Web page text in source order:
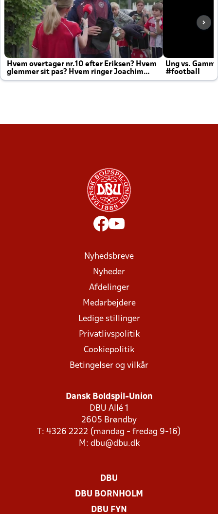
Hvem overtager nr.10 efter Eriksen? Hvem
glemmer sit pas? Hvem ringer Joachim
altid til efter kampe?
Ung vs.
#football
Nyhedsbreve
Nyheder
Afdelinger
Medarbejdere
Ledige stillinger
Privatlivspolitik
Cookiepolitik
Betingelser og vilkår
Dansk Boldspil-Union
DBU Allé 1
2605 Brøndby
T: 4326 2222 (mandag - fredag 9-16)
M: dbu@dbu.dk
DBU
DBU BORNHOLM
DBU FYN